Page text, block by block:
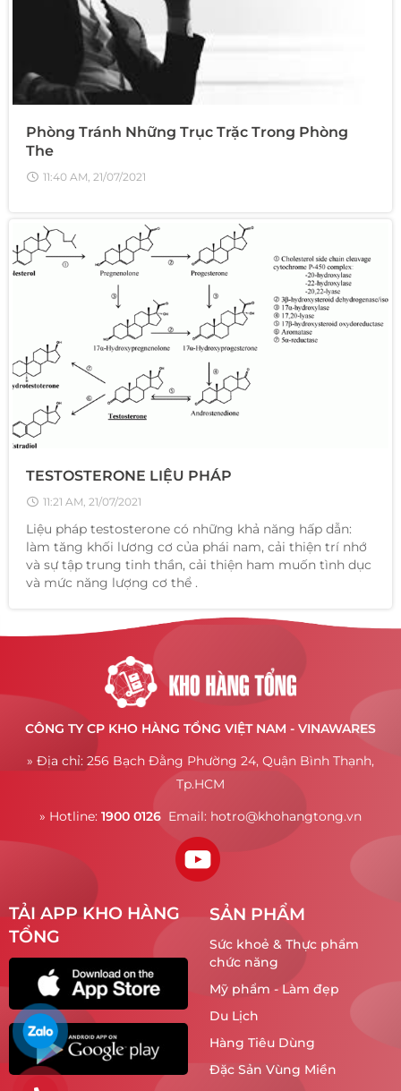
Phòng Tránh Những Trục Trặc Trong Phòng
The
11:40 AM, 21/07/2021
TESTOSTERONE LIỆU PHÁP
11:21 AM, 21/07/2021
Liệu pháp testosterone có những khả năng hấp dẫn:
làm tăng khối lương cơ của phái nam, cải thiện trí nhớ
và sự tập trung tinh thần, cải thiện ham muốn tình dục
và mức năng lượng cơ thể .
CÔNG TY CP KHO HÀNG TỔNG VIỆT NAM - VINAWARES
» Địa chỉ: 256 Bạch Đằng Phường 24, Quận Bình Thạnh,
Tp.HCM
» Hotline: 1900 0126 Email: hotro@khohangtong.vn
TẢI APP KHO HÀNG
TỔNG
SẢN PHẨM
Sức khoẻ & Thực phẩm
chức năng
Mỹ phẩm - Làm đẹp
Du Lịch
Hàng Tiêu Dùng
Đặc Sản Vùng Miền